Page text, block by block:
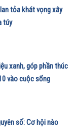
tỏa khát vọng xây
túy
xanh, góp phần thúc
vào cuộc sống
số: Cơ hội nào